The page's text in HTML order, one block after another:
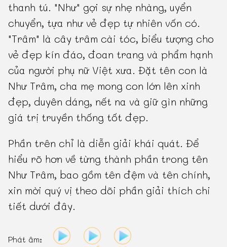
thanh tú. "Như" gợi sự nhẹ nhàng, uyển
chuyển, tựa như vẻ đẹp tự nhiên vốn có.
"Trâm" là cây trâm cài tóc, biểu tượng cho
vẻ đẹp kín đáo, đoan trang và phẩm hạnh
của người phụ nữ Việt xưa. Đặt tên con là
Như Trâm, cha mẹ mong con lớn lên xinh
đẹp, duyên dáng, nết na và giữ gìn những
giá trị truyền thống tốt đẹp.
Phần trên chỉ là diễn giải khái quát. Để
hiểu rõ hơn về từng thành phần trong tên
Như Trâm, bao gồm tên đệm và tên chính,
xin mời quý vị theo dõi phần giải thích chi
tiết dưới đây.
Phát âm: